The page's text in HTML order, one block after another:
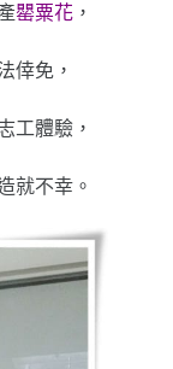
罌粟花 ，
倖免，
工體驗，
就不幸。